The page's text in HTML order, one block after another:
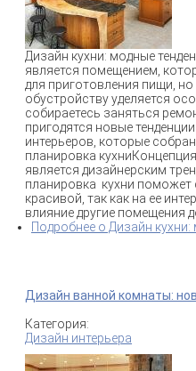
Дизайн кухни: модные
является помещением,
для приготовления пищи,
обустройству уделяется
собираетесь заняться
пригодятся новые
интерьеров, которые
планировка
является дизайнерским
планировка кухни поможет
красивой, так как на ее
влияние другие помещения
Подробнее о Дизайн кухни:
Дизайн ванной комнаты:
Категория:
Дизайн интерьера